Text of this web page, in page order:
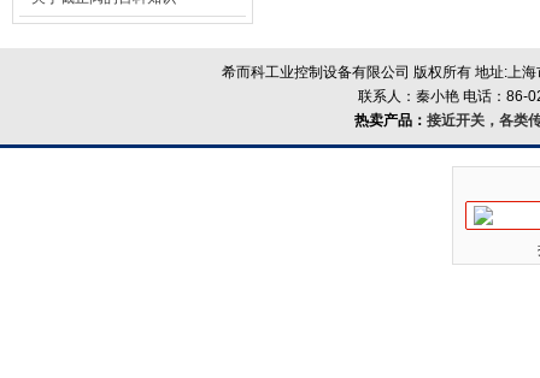
希而科工业控制设备有限公司 版权所有 地址:上
联系人：秦小艳 电话：86-
热卖产品： 接近开关，各类